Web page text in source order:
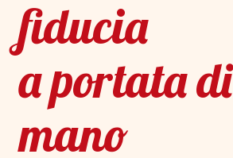
fiducia
a portata di
mano